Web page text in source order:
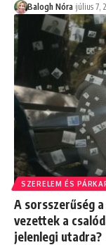
Balogh Nóra július 7,
SZERELEM ÉS
A sorsszerűség
vezettek a
jelenlegi utadra?